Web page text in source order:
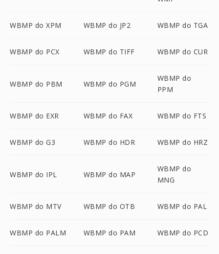
WBMP do XPM WBMP do JP2 WBMP do TGA
WBMP do PCX WBMP do TIFF WBMP do CUR
WBMP do PBM WBMP do PGM
WBMP do
PPM
WBMP do EXR WBMP do FAX WBMP do FTS
WBMP do G3 WBMP do HDR WBMP do HRZ
WBMP do IPL WBMP do MAP
WBMP do
MNG
WBMP do MTV WBMP do OTB WBMP do PAL
WBMP do PALM WBMP do PAM WBMP do PCD